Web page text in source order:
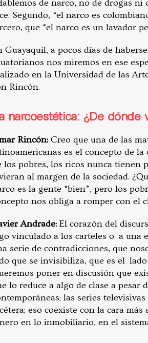
de narco, no de drogas
Segundo, “el narco es
que “el narco es un lavador
Guayaquil, a pocos días de
nos miremos en ese
en la Universidad de las
Rincón.
narcoestética: ¿De dónde
Rincón: Creo que una de las
es el concepto de
los pobres, los ricos nunca tienen
al margen de la sociedad.
es la gente “bien”, pero los
nos obliga a romper con el
Andrade: El corazón del
vinculado a los carteles o a una
serie de contradicciones, que
que se invisibiliza, que es el
poner en discusión que
lo reduce a algo de clase a
las series
eso coexiste con la cara
en lo inmobiliario, en el